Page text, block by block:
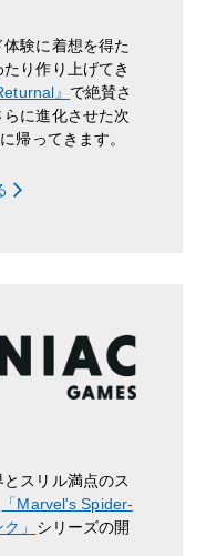
験に着想を得た
り作り上げてき
』 で絶賛さ
に進化させた次
帰ってきます。
スリル満点のス
「Marvel's Spider-
」 シリーズの開